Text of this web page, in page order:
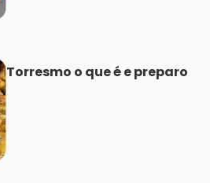
Torresmo o que é e preparo